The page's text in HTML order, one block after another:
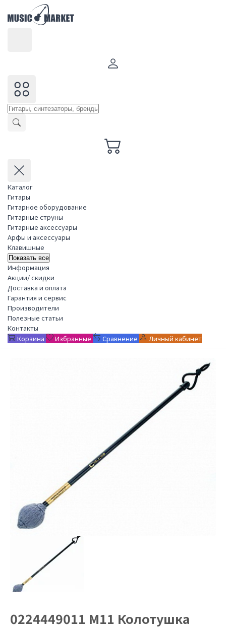
Каталог
Гитары
Гитарное оборудование
Гитарные струны
Гитарные аксессуары
Арфы и аксессуары
Клавишные
Показать все
Информация
Акции/ скидки
Доставка и оплата
Гарантия и сервис
Производители
Полезные статьи
Контакты
Корзина
Избранные Сравнение Личный кабинет
0224449011 M11 Колотушка